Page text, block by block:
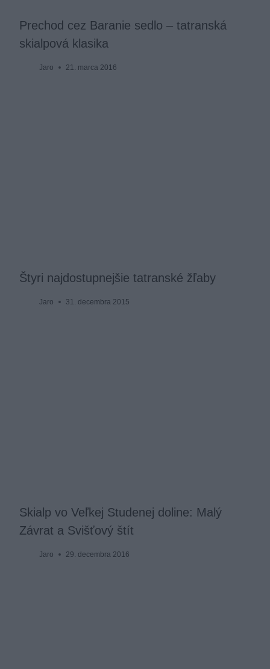
Prechod cez Baranie sedlo – tatranská
skialpová klasika
Jaro 21. marca 2016
Štyri najdostupnejšie tatranské žľaby
Jaro 31. decembra 2015
Skialp vo Veľkej Studenej doline: Malý
Závrat a Svišťový štít
Jaro 29. decembra 2016